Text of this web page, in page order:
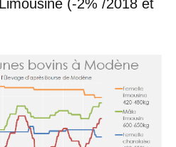
(-2% /2018 et